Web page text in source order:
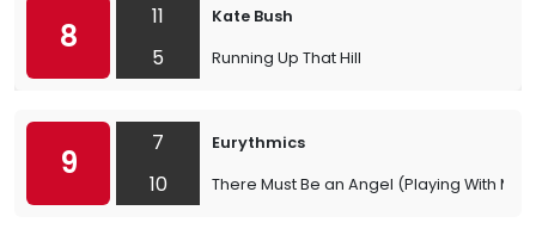
8
11
5
Kate Bush
Running Up That Hill
9
7
10
Eurythmics
There Must Be an Angel (Playing With My